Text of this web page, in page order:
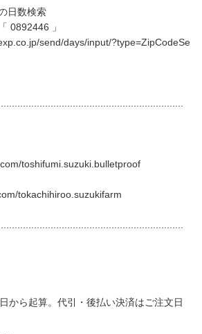
日数検索
0892446 」
send/days/input/?type=ZipCodeSe
toshifumi.suzuki.bulletproof
tokachihiroo.suzukifarm
から起算。代引・後払い決済はご注文日